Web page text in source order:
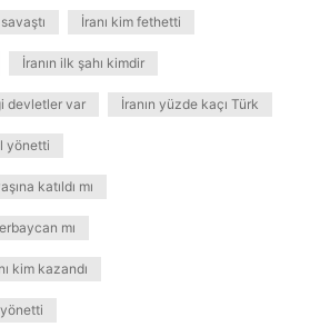
İranı kim fethetti
İranın ilk şahı kimdir
devletler var İranın yüzde kaçı Türk
yönetti
katıldı mı
mı
kim kazandı